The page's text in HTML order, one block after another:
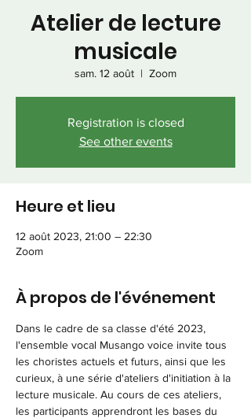
Atelier de lecture
musicale
sam. 12 août
  |
Zoom
Registration is closed
See other events
Heure et lieu
12 août 2023, 21:00 – 22:30
Zoom
À propos de l'événement
Dans le cadre de sa classe d'été 2023,
l'ensemble vocal Musango voice invite tous
les choristes actuels et futurs, ainsi que les
curieux, à une série d'ateliers d'initiation à la
lecture musicale. Au cours de ces ateliers,
les participants apprendront les bases du